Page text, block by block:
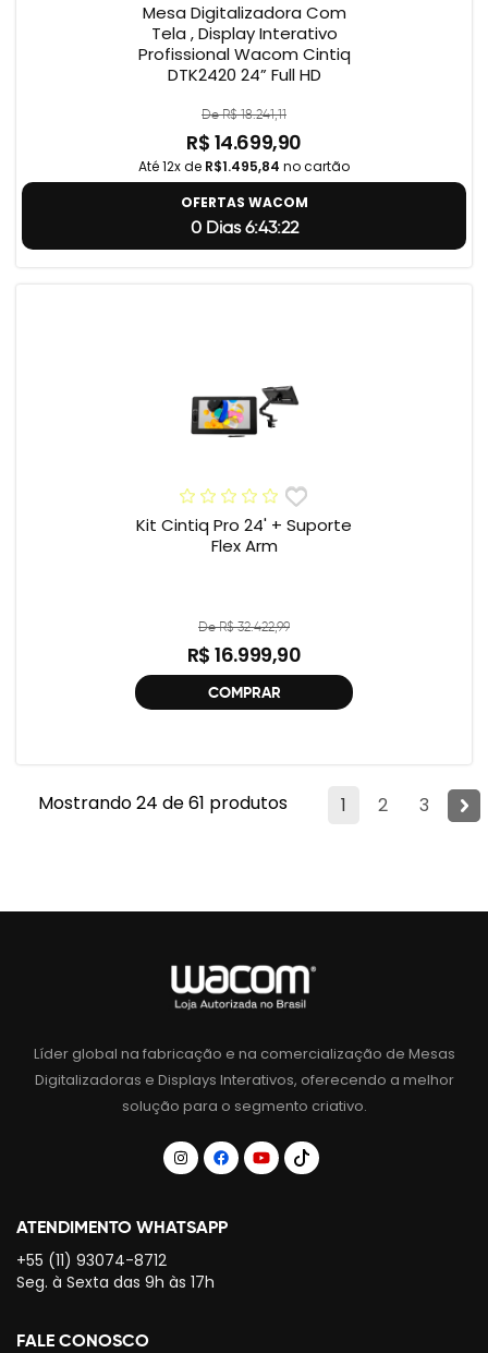
Mesa Digitalizadora Com
Tela , Display Interativo
Profissional Wacom Cintiq
DTK2420 24” Full HD
De R$ 18.241,11
R$ 14.699,90
Até 12x de R$1.495,84 no cartão
OFERTAS WACOM
0 Dias 6:43:21
Kit Cintiq Pro 24' + Suporte
Flex Arm
De R$ 32.422,99
R$ 16.999,90
COMPRAR
1 2 3
Mostrando 24 de 61 produtos
Líder global na fabricação e na comercialização de Mesas
Digitalizadoras e Displays Interativos, oferecendo a melhor
solução para o segmento criativo.
ATENDIMENTO WHATSAPP
+55 (11) 93074-8712
Seg. à Sexta das 9h às 17h
FALE CONOSCO